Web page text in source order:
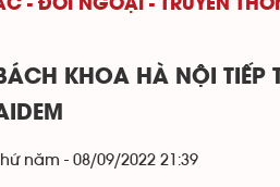
- ĐỐI NGOẠI - TRUYỀN
KHOA HÀ NỘI TIẾP
Thứ năm - 08/09/2022 21:39